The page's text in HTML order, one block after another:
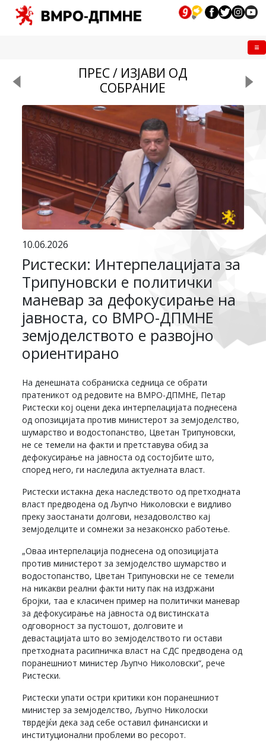
ПРЕС / ИЗЈАВИ ОД
СОБРАНИЕ
10.06.2026
Ристески: Интерпелацијата за
Трипуновски е политички
маневар за дефокусирање на
јавноста, со ВМРО-ДПМНЕ
земјоделството е развојно
ориентирано
На денешната собраниска седница се обрати
пратеникот од редовите на ВМРО-ДПМНЕ, Петар
Ристески кој оцени дека интерпелацијата поднесена
од опозицијата против министерот за земјоделство,
шумарство и водостопанство, Цветан Трипуновски,
не се темели на факти и претставува обид за
дефокусирање на јавноста од состојбите што,
според него, ги наследила актуелната власт.
Ристески истакна дека наследството од претходната
власт предводена од Љупчо Николовски е видливо
преку заостанати долгови, незадоволство кај
земјоделците и сомнежи за незаконско работење.
„Оваа интерпелација поднесена од опозицијата
против министерот за земјоделство шумарство и
водостопанство, Цветан Трипуновски не се темели
на никакви реални факти ниту пак на издржани
бројки, таа е класичен пример на политички маневар
за дефокусирање на јавноста од вистинската
одговорност за пустошот, долговите и
девастацијата што во земјоделството ги остави
претходната расипничка власт на СДС предводена од
поранешниот министер Љупчо Николовски“, рече
Ристески.
Ристески упати остри критики кон поранешниот
министер за земјоделство, Љупчо Николоски
тврдејќи дека зад себе оставил финансиски и
институционални проблеми во ресорот.